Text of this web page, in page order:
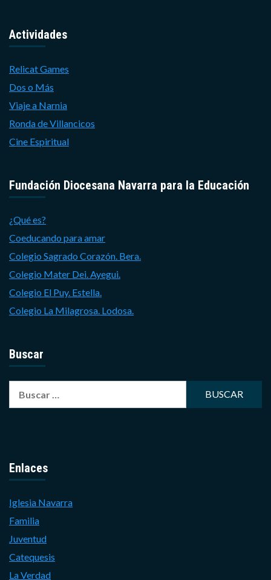
Actividades
Relicat Games
Dos o Más
Viaje a Narnia
Ronda de Villancicos
Cine Espiritual
Fundación Diocesana Navarra para la Educación
¿Qué es?
Coeducando para amar
Colegio Sagrado Corazón. Bera.
Colegio Mater Dei. Ayegui.
Colegio El Puy. Estella.
Colegio La Milagrosa. Lodosa.
Buscar
Enlaces
Iglesia Navarra
Familia
Juventud
Catequesis
La Verdad